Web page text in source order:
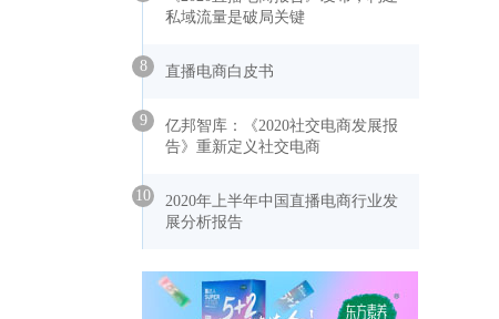
私域流量是破局关键
8 直播电商白皮书
9
亿邦智库：《2020社交电商发展报
告》重新定义社交电商
10
2020年上半年中国直播电商行业发
展分析报告